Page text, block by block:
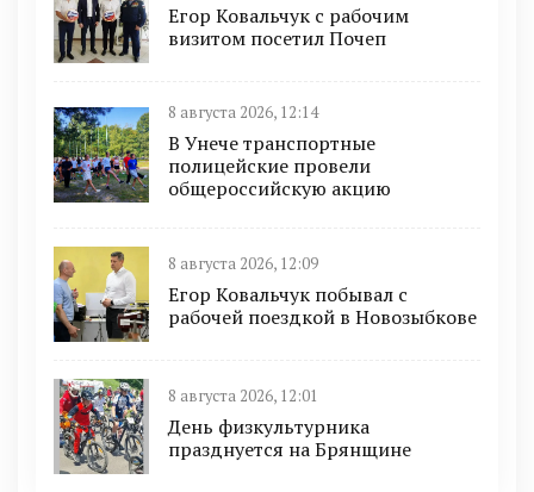
Егор Ковальчук с рабочим
визитом посетил Почеп
8 августа 2026, 12:14
В Унече транспортные
полицейские провели
общероссийскую акцию
8 августа 2026, 12:09
Егор Ковальчук побывал с
рабочей поездкой в Новозыбкове
8 августа 2026, 12:01
День физкультурника
празднуется на Брянщине